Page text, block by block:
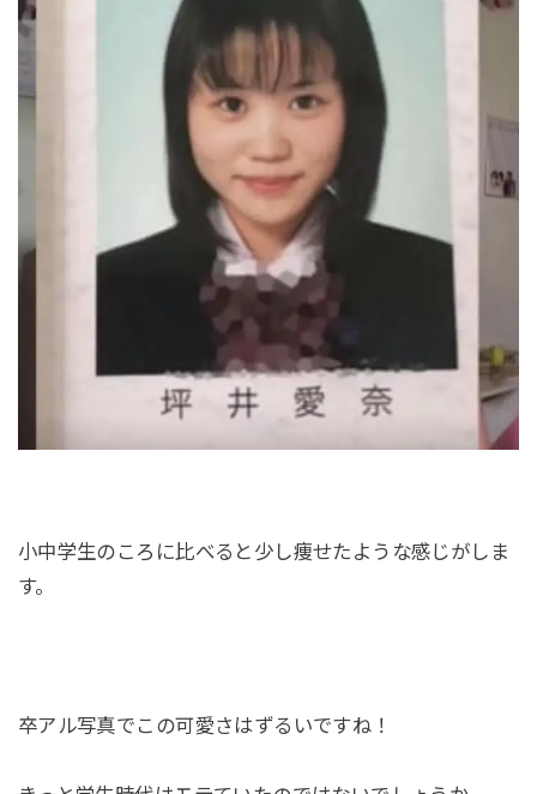
小中学生のころに比べると少し痩せたような感じがしま
す。
卒アル写真でこの可愛さはずるいですね！